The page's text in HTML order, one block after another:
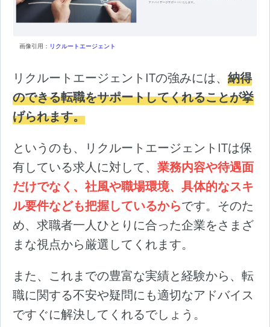
画像引用： リクルートエージェント
リクルートエージェントITの強みには、 納得
のできる転職をサポートしてくれることが挙
げられます。
というのも、リクルートエージェントITは保
有している求人に対して、 業務内容や待遇面
だけでなく、社風や職場環境、具体的なスキ
ル要件なども把握しているからです。そのた
め、求職者一人ひとりに合った企業をさまざ
まな視点から厳選してくれます。
また、これまでの豊富な実績と経験から、転
職に関する不安や疑問にも適切なアドバイス
ですぐに解決してくれるでしょう。